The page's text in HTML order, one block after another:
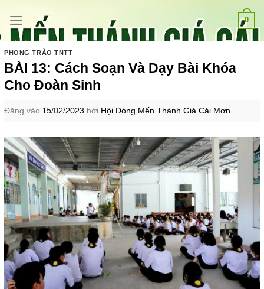
qua
nội
dung
0
PHONG TRÀO TNTT
BÀI 13: Cách Soạn Và Dạy Bài Khóa
Cho Đoàn Sinh
Đăng vào 15/02/2023 bởi Hội Dòng Mến Thánh Giá Cái Mơn